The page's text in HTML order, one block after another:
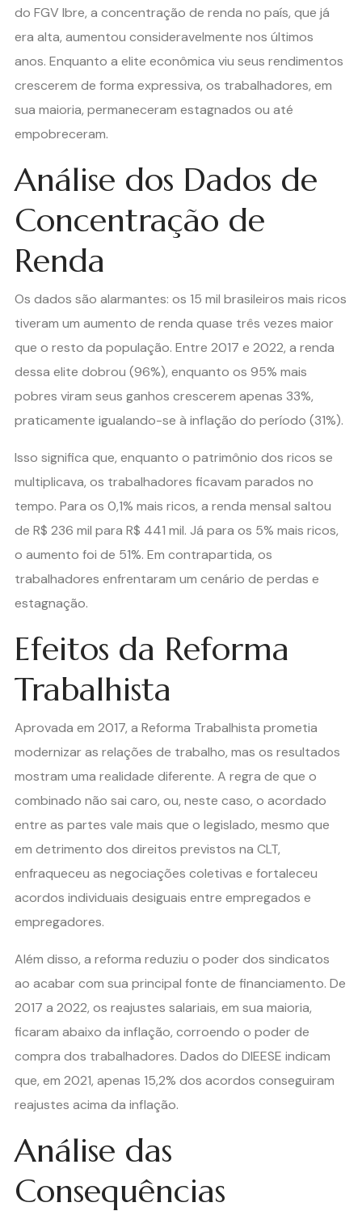
do FGV Ibre, a concentração de renda no país, que já
era alta, aumentou consideravelmente nos últimos
anos. Enquanto a elite econômica viu seus rendimentos
crescerem de forma expressiva, os trabalhadores, em
sua maioria, permaneceram estagnados ou até
empobreceram.
Análise dos Dados de
Concentração de
Renda
Os dados são alarmantes: os 15 mil brasileiros mais ricos
tiveram um aumento de renda quase três vezes maior
que o resto da população. Entre 2017 e 2022, a renda
dessa elite dobrou (96%), enquanto os 95% mais
pobres viram seus ganhos crescerem apenas 33%,
praticamente igualando-se à inflação do período (31%).
Isso significa que, enquanto o patrimônio dos ricos se
multiplicava, os trabalhadores ficavam parados no
tempo. Para os 0,1% mais ricos, a renda mensal saltou
de R$ 236 mil para R$ 441 mil. Já para os 5% mais ricos,
o aumento foi de 51%. Em contrapartida, os
trabalhadores enfrentaram um cenário de perdas e
estagnação.
Efeitos da Reforma
Trabalhista
Aprovada em 2017, a Reforma Trabalhista prometia
modernizar as relações de trabalho, mas os resultados
mostram uma realidade diferente. A regra de que o
combinado não sai caro, ou, neste caso, o acordado
entre as partes vale mais que o legislado, mesmo que
em detrimento dos direitos previstos na CLT,
enfraqueceu as negociações coletivas e fortaleceu
acordos individuais desiguais entre empregados e
empregadores.
Além disso, a reforma reduziu o poder dos sindicatos
ao acabar com sua principal fonte de financiamento. De
2017 a 2022, os reajustes salariais, em sua maioria,
ficaram abaixo da inflação, corroendo o poder de
compra dos trabalhadores. Dados do DIEESE indicam
que, em 2021, apenas 15,2% dos acordos conseguiram
reajustes acima da inflação.
Análise das
Consequências